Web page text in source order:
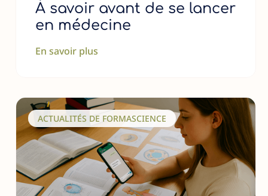
À savoir avant de se lancer
en médecine
En savoir plus
ACTUALITÉS DE FORMASCIENCE